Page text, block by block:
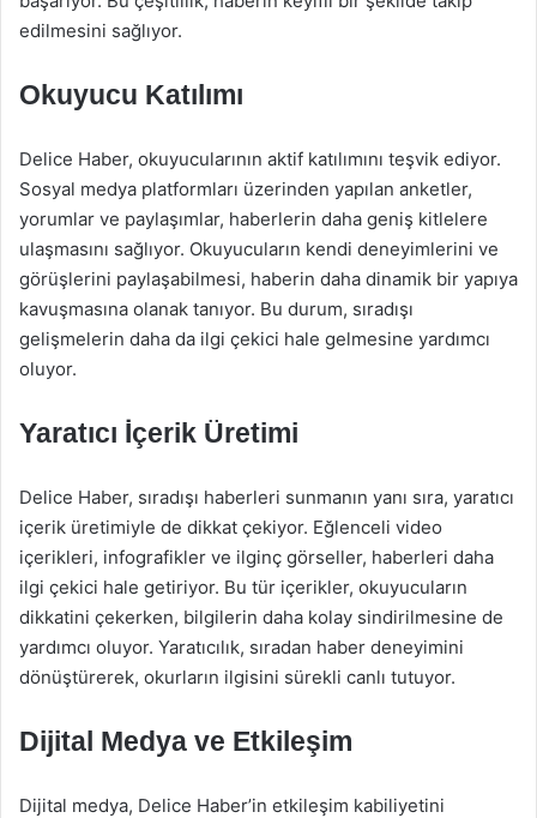
edilmesini sağlıyor.
Okuyucu Katılımı
Delice Haber, okuyucularının aktif katılımını teşvik ediyor.
Sosyal medya platformları üzerinden yapılan anketler,
yorumlar ve paylaşımlar, haberlerin daha geniş kitlelere
ulaşmasını sağlıyor. Okuyucuların kendi deneyimlerini ve
görüşlerini paylaşabilmesi, haberin daha dinamik bir yapıya
kavuşmasına olanak tanıyor. Bu durum, sıradışı
gelişmelerin daha da ilgi çekici hale gelmesine yardımcı
oluyor.
Yaratıcı İçerik Üretimi
Delice Haber, sıradışı haberleri sunmanın yanı sıra, yaratıcı
içerik üretimiyle de dikkat çekiyor. Eğlenceli video
içerikleri, infografikler ve ilginç görseller, haberleri daha
ilgi çekici hale getiriyor. Bu tür içerikler, okuyucuların
dikkatini çekerken, bilgilerin daha kolay sindirilmesine de
yardımcı oluyor. Yaratıcılık, sıradan haber deneyimini
dönüştürerek, okurların ilgisini sürekli canlı tutuyor.
Dijital Medya ve Etkileşim
Dijital medya, Delice Haber’in etkileşim kabiliyetini